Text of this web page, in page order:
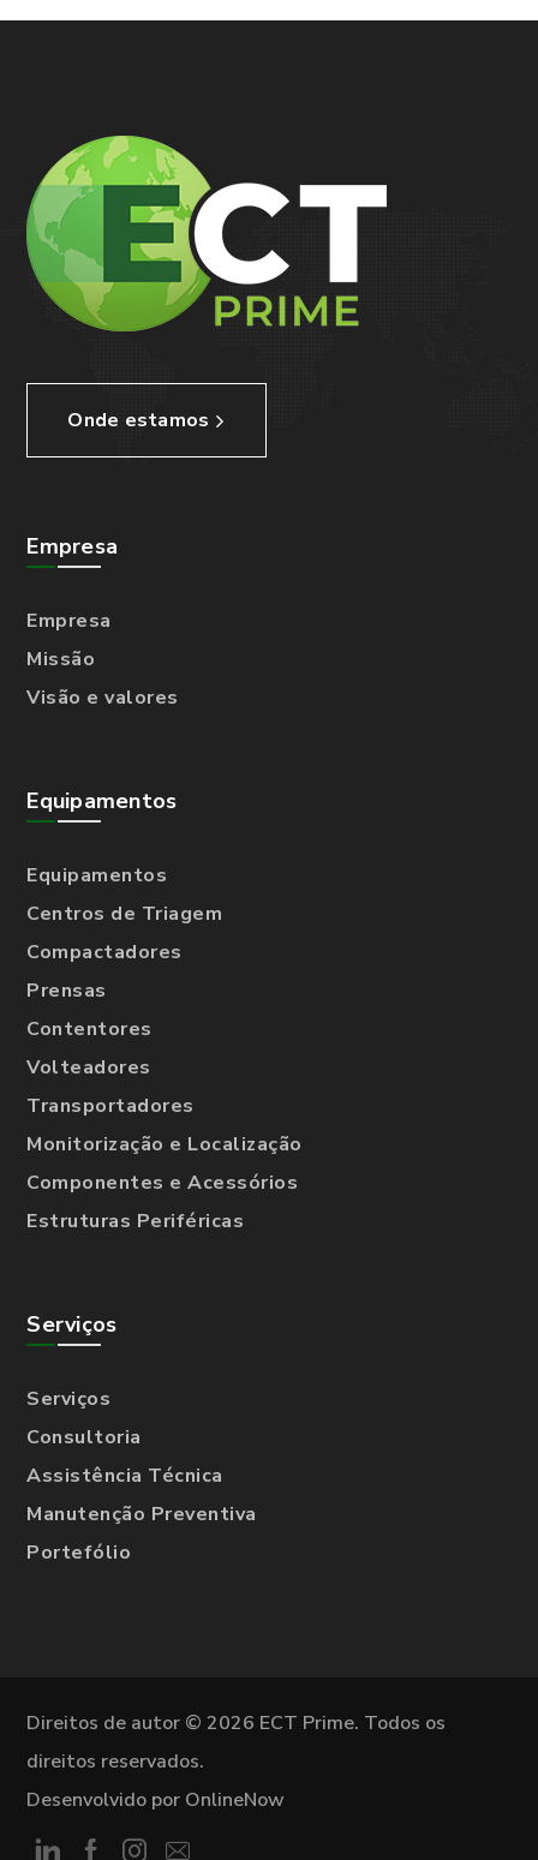
Onde estamos
Empresa
Empresa
Missão
Visão e valores
Equipamentos
Equipamentos
Centros de Triagem
Compactadores
Prensas
Contentores
Volteadores
Transportadores
Monitorização e Localização
Componentes e Acessórios
Estruturas Periféricas
Serviços
Serviços
Consultoria
Assistência Técnica
Manutenção Preventiva
Portefólio
Direitos de autor © 2026 ECT Prime. Todos os
direitos reservados.
Desenvolvido por OnlineNow